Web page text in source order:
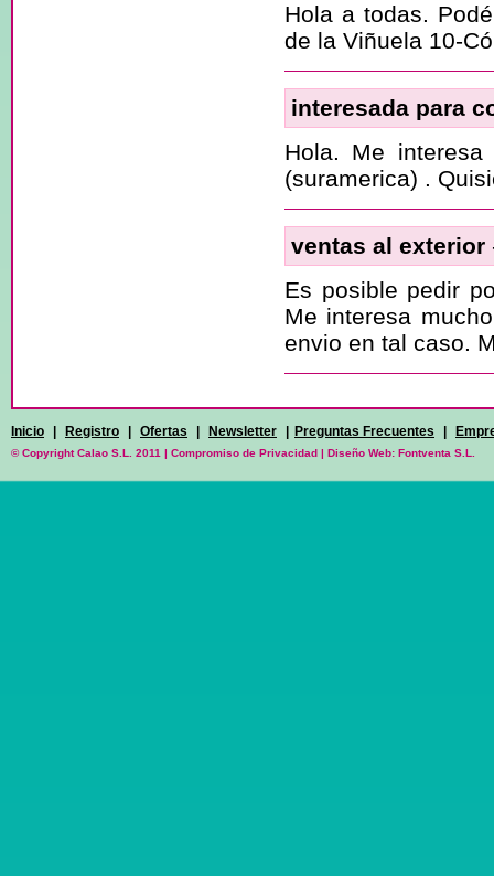
Hola a todas.
de la Viñuela 10-
interesada para
Hola. Me
(suramerica) .
ventas al exterior
Es posible pedir
Me interesa
envio en tal caso.
Inicio Registro Ofertas Newsletter Preguntas Frecuentes
© Copyright Calao S.L. 2011 | Compromiso de Privacidad | Diseño Web: Fontventa S.L.